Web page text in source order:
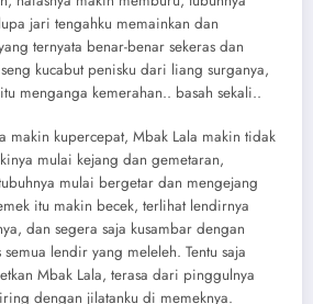
jari tengahku memainkan dan
ternyata benar-benar sekeras dan
kucabut penisku dari liang surganya,
menganga kemerahan.. basah sekali..
makin kupercepat, Mbak Lala makin tidak
mulai kejang dan gemetaran,
mulai bergetar dan mengejang
itu makin becek, terlihat lendirnya
dan segera saja kusambar dengan
lendir yang meleleh. Tentu saja
Mbak Lala, terasa dari pinggulnya
dengan jilatanku di memeknya.